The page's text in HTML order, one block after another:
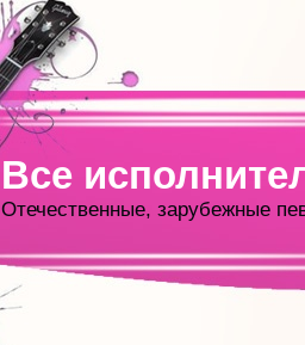
Все
Отечественные, зарубежные